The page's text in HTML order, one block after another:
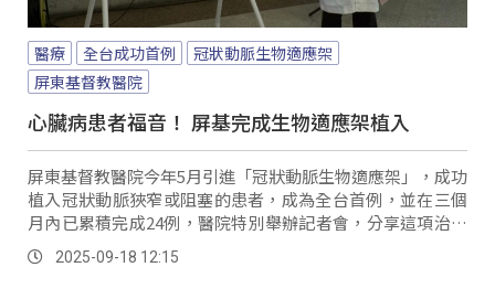
醫療 全台成功首例
冠狀動脈生物適應架
屏東基督教醫院
心臟病患者福音！ 屏基完成生物適應架植入
屏東基督教醫院今年5月引進「冠狀動脈生物適應架」，成功
植入冠狀動脈狹窄或阻塞的患者，成為全台首例，並在三個
月內已累積完成24例，醫院特別舉辦記者會，分享這項治療
新技術。
2025-09-18 12:15